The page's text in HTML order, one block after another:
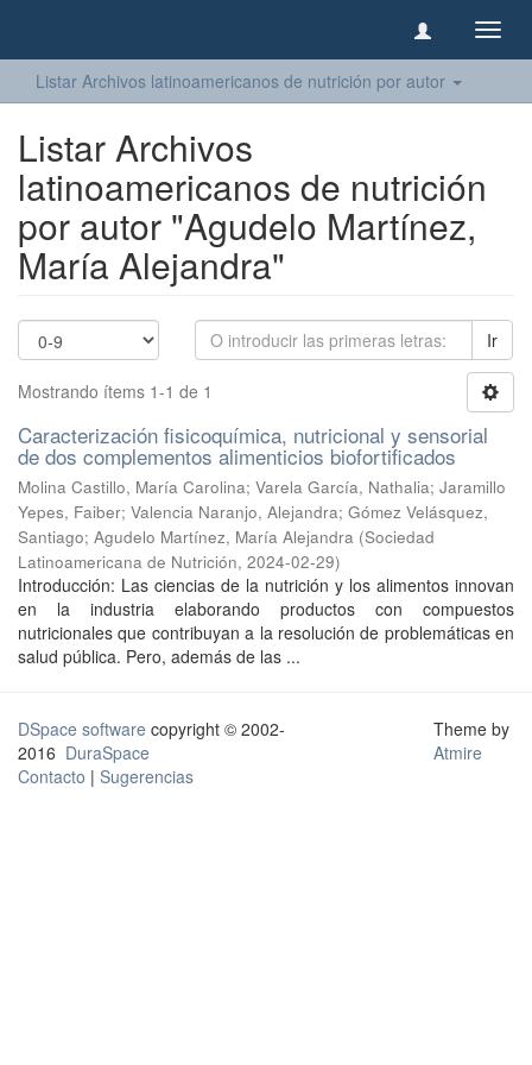
Listar Archivos latinoamericanos de nutrición por autor
Listar Archivos
latinoamericanos de nutrición
por autor "Agudelo Martínez,
María Alejandra"
Ir
Mostrando ítems 1-1 de 1
Caracterización fisicoquímica, nutricional y sensorial
de dos complementos alimenticios biofortificados
Molina Castillo, María Carolina; Varela García, Nathalia; Jaramillo
Yepes, Faiber; Valencia Naranjo, Alejandra; Gómez Velásquez,
Santiago; Agudelo Martínez, María Alejandra (Sociedad
Latinoamericana de Nutrición, 2024-02-29)
Introducción: Las ciencias de la nutrición y los alimentos innovan
en la industria elaborando productos con compuestos
nutricionales que contribuyan a la resolución de problemáticas en
salud pública. Pero, además de las ...
DSpace software copyright © 2002-
2016 DuraSpace
Contacto | Sugerencias
Theme by
Atmire